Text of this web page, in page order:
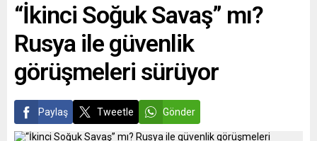
yaptığı yazılı açıklamada,
“Daha fazla bilgi ortaya
çıktıkça ve çok fazla
spekülasyon devam ettikçe,
MCB’nin bu...
“İkinci Soğuk Savaş” mı?
Rusya ile güvenlik
görüşmeleri sürüyor
Paylaş Tweetle Gönder